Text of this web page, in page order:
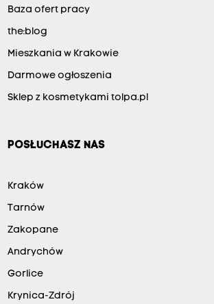
Baza ofert pracy
the:blog
Mieszkania w Krakowie
Darmowe ogłoszenia
Sklep z kosmetykami tolpa.pl
POSŁUCHASZ NAS
Kraków
Tarnów
Zakopane
Andrychów
Gorlice
Krynica-Zdrój